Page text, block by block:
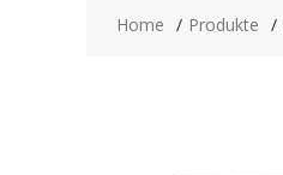
Home Produkte